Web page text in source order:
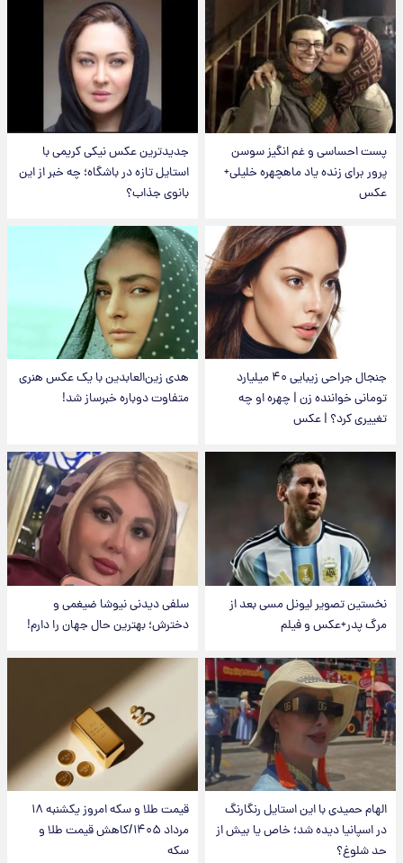
پست احساسی و غم انگیز سوسن
پرور برای زنده یاد ماهچهره خلیلی+
عکس
جدیدترین عکس نیکی کریمی با
استایل تازه در باشگاه؛ چه خبر از این
بانوی جذاب؟
جنجال جراحی زیبایی ۴۰ میلیارد
تومانی خواننده زن | چهره او چه
تغییری کرد؟ | عکس
هدی زین‌العابدین با یک عکس هنری
متفاوت دوباره خبرساز شد!
نخستین تصویر لیونل مسی بعد از
مرگ پدر+عکس و فیلم
سلفی دیدنی نیوشا ضیغمی و
دخترش؛ بهترین حال جهان را دارم!
الهام حمیدی با این استایل رنگارنگ
در اسپانیا دیده شد؛ خاص یا بیش از
حد شلوغ؟
قیمت طلا و سکه امروز یکشنبه ۱۸
مرداد ۱۴۰۵/کاهش قیمت طلا و
سکه